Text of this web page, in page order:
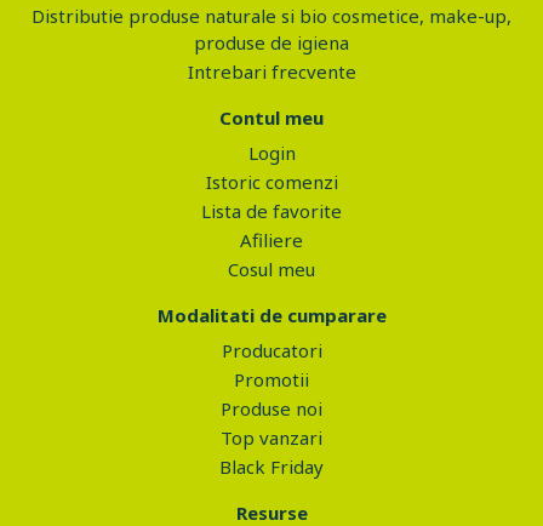
Distributie produse naturale si bio cosmetice, make-up,
produse de igiena
Intrebari frecvente
Contul meu
Login
Istoric comenzi
Lista de favorite
Afiliere
Cosul meu
Modalitati de cumparare
Producatori
Promotii
Produse noi
Top vanzari
Black Friday
Resurse